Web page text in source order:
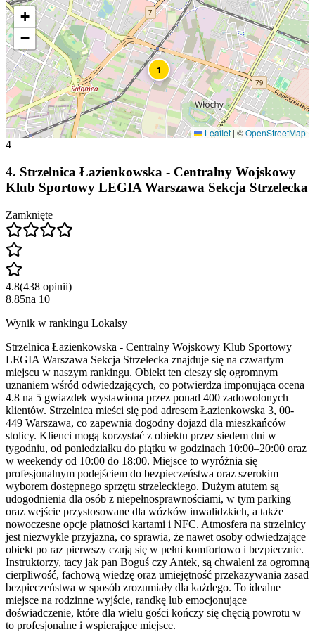
1
+
−
Leaflet | ©OpenStreetMap
4
4. Strzelnica Łazienkowska - Centralny Wojskowy
Klub Sportowy LEGIA Warszawa Sekcja Strzelecka
Zamknięte
4.8(438 opinii)
8.85na 10
Wynik w rankingu Lokalsy
Strzelnica Łazienkowska - Centralny Wojskowy Klub Sportowy
LEGIA Warszawa Sekcja Strzelecka znajduje się na czwartym
miejscu w naszym rankingu. Obiekt ten cieszy się ogromnym
uznaniem wśród odwiedzających, co potwierdza imponująca ocena
4.8 na 5 gwiazdek wystawiona przez ponad 400 zadowolonych
klientów. Strzelnica mieści się pod adresem Łazienkowska 3, 00-
449 Warszawa, co zapewnia dogodny dojazd dla mieszkańców
stolicy. Klienci mogą korzystać z obiektu przez siedem dni w
tygodniu, od poniedziałku do piątku w godzinach 10:00–20:00 oraz
w weekendy od 10:00 do 18:00. Miejsce to wyróżnia się
profesjonalnym podejściem do bezpieczeństwa oraz szerokim
wyborem dostępnego sprzętu strzeleckiego. Dużym atutem są
udogodnienia dla osób z niepełnosprawnościami, w tym parking
oraz wejście przystosowane dla wózków inwalidzkich, a także
nowoczesne opcje płatności kartami i NFC. Atmosfera na strzelnicy
jest niezwykle przyjazna, co sprawia, że nawet osoby odwiedzające
obiekt po raz pierwszy czują się w pełni komfortowo i bezpiecznie.
Instruktorzy, tacy jak pan Boguś czy Antek, są chwaleni za ogromną
cierpliwość, fachową wiedzę oraz umiejętność przekazywania zasad
bezpieczeństwa w sposób zrozumiały dla każdego. To idealne
miejsce na rodzinne wyjście, randkę lub emocjonujące
doświadczenie, które dla wielu gości kończy się chęcią powrotu w
to profesjonalne i wspierające miejsce.